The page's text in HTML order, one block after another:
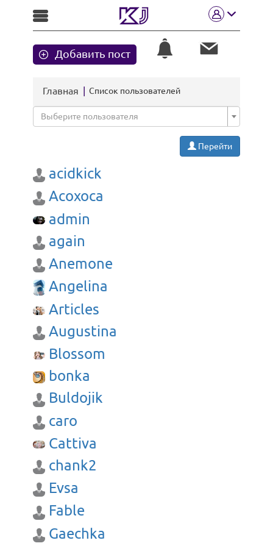
Добавить пост
Главная Список пользователей
Выберите пользователя
Перейти
acidkick
Acoxoca
admin
again
Anemone
Angelina
Articles
Augustina
Blossom
bonka
Buldojik
caro
Cattiva
chank2
Evsa
Fable
Gaechka